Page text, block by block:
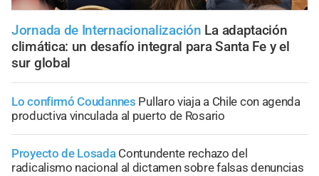
Jornada de Internacionalización La adaptación
climática: un desafío integral para Santa Fe y el
sur global
Lo confirmó Coudannes Pullaro viaja a Chile con agenda
productiva vinculada al puerto de Rosario
Proyecto de Losada Contundente rechazo del
radicalismo nacional al dictamen sobre falsas denuncias